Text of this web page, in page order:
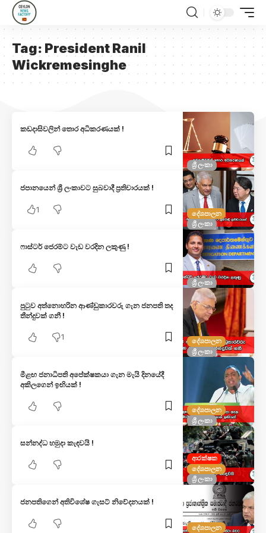
Tag: President Ranil
Wickremesinghe
ශ්‍රී ලංකා
කඩදාසිවලින් තොර අධිකරණයක් !
දේශපාලන
ශ්‍රී ලංකා
ජපානයෙන් ශ්‍රී ලංකාවට සුබවාදී ප්‍රතිචාරයක් !
1
ශ්‍රී ලංකා
ෆාස්ටර් ජෙරම්ට වැඩ වරදින ලකුණු !
දේශපාලන
ශ්‍රී ලංකා
පුටුව අත්නොහරින ආණ්ඩුකාරවරු ගැන ජනපති තද
තීන්දුවක් ගනී !
1
දේශපාලන
ශ්‍රී ලංකා
මීළඟ ජනාධිපති අපේක්ෂකයා ගැන මැයි දිනයේදී
අකිලගෙන් ඉඟියක් !
ආරක්ෂක
දේශපාලන
ශ්‍රී ලංකා
සන්නද්ධ හමුදා කැඳව‍යි !
දේශපාලන
ජනපතිගෙන් අතිවිශේෂ ගැසට් නිවේදනයක් !